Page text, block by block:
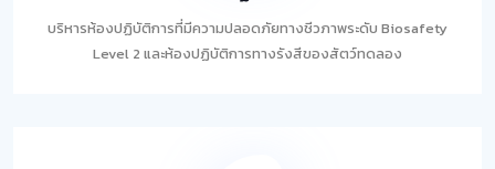
บริหารห้องปฏิบัติการที่มีความปลอดภัยทางชีวภาพระดับ Biosafety
Level 2 และห้องปฏิบัติการทางรังสีของสัตว์ทดลอง